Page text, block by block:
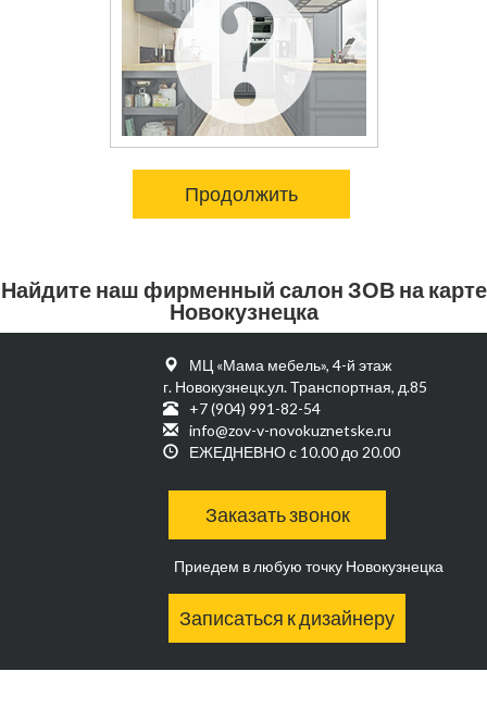
Продолжить
Найдите наш фирменный салон ЗОВ на карте
Новокузнецка
МЦ «Мама мебель», 4-й этаж
г. Новокузнецк.ул. Транспортная, д.85
+7 (904) 991-82-54
info@zov-v-novokuznetske.ru
ЕЖЕДНЕВНО с 10.00 до 20.00
Заказать звонок
Приедем в любую точку Новокузнецка
Записаться к дизайнеру